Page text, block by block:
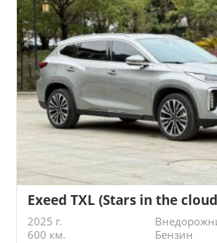
Exeed TXL (Stars in the
2025 г.
600 км.
Бензин